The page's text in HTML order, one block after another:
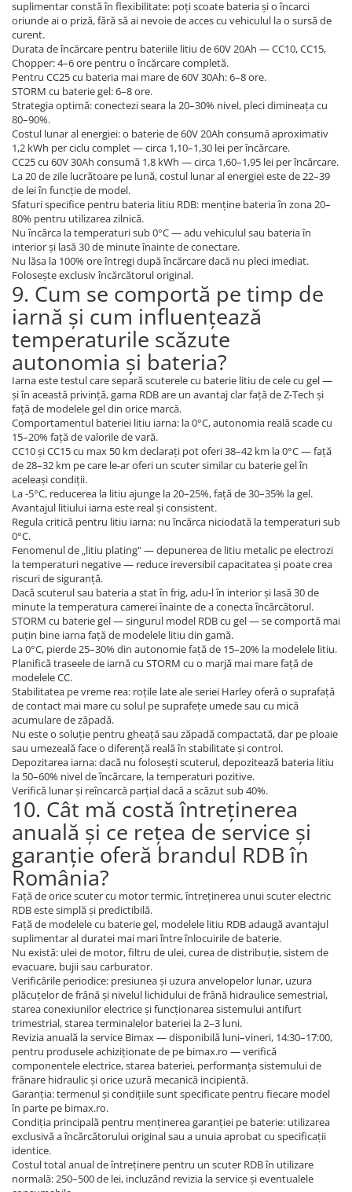
suplimentar constă în flexibilitate: poți scoate bateria și o încarci
oriunde ai o priză, fără să ai nevoie de acces cu vehiculul la o sursă de
curent.
Durata de încărcare pentru bateriile litiu de 60V 20Ah — CC10, CC15,
Chopper: 4–6 ore pentru o încărcare completă.
Pentru CC25 cu bateria mai mare de 60V 30Ah: 6–8 ore.
STORM cu baterie gel: 6–8 ore.
Strategia optimă: conectezi seara la 20–30% nivel, pleci dimineața cu
80–90%.
Costul lunar al energiei: o baterie de 60V 20Ah consumă aproximativ
1,2 kWh per ciclu complet — circa 1,10–1,30 lei per încărcare.
CC25 cu 60V 30Ah consumă 1,8 kWh — circa 1,60–1,95 lei per încărcare.
La 20 de zile lucrătoare pe lună, costul lunar al energiei este de 22–39
de lei în funcție de model.
Sfaturi specifice pentru bateria litiu RDB: menține bateria în zona 20–
80% pentru utilizarea zilnică.
Nu încărca la temperaturi sub 0°C — adu vehiculul sau bateria în
interior și lasă 30 de minute înainte de conectare.
Nu lăsa la 100% ore întregi după încărcare dacă nu pleci imediat.
Folosește exclusiv încărcătorul original.
9. Cum se comportă pe timp de
iarnă și cum influențează
temperaturile scăzute
autonomia și bateria?
Iarna este testul care separă scuterele cu baterie litiu de cele cu gel —
și în această privință, gama RDB are un avantaj clar față de Z-Tech și
față de modelele gel din orice marcă.
Comportamentul bateriei litiu iarna: la 0°C, autonomia reală scade cu
15–20% față de valorile de vară.
CC10 și CC15 cu max 50 km declarați pot oferi 38–42 km la 0°C — față
de 28–32 km pe care le-ar oferi un scuter similar cu baterie gel în
aceleași condiții.
La -5°C, reducerea la litiu ajunge la 20–25%, față de 30–35% la gel.
Avantajul litiului iarna este real și consistent.
Regula critică pentru litiu iarna: nu încărca niciodată la temperaturi sub
0°C.
Fenomenul de „litiu plating" — depunerea de litiu metalic pe electrozi
la temperaturi negative — reduce ireversibil capacitatea și poate crea
riscuri de siguranță.
Dacă scuterul sau bateria a stat în frig, adu-l în interior și lasă 30 de
minute la temperatura camerei înainte de a conecta încărcătorul.
STORM cu baterie gel — singurul model RDB cu gel — se comportă mai
puțin bine iarna față de modelele litiu din gamă.
La 0°C, pierde 25–30% din autonomie față de 15–20% la modelele litiu.
Planifică traseele de iarnă cu STORM cu o marjă mai mare față de
modelele CC.
Stabilitatea pe vreme rea: roțile late ale seriei Harley oferă o suprafață
de contact mai mare cu solul pe suprafețe umede sau cu mică
acumulare de zăpadă.
Nu este o soluție pentru gheață sau zăpadă compactată, dar pe ploaie
sau umezeală face o diferență reală în stabilitate și control.
Depozitarea iarna: dacă nu folosești scuterul, depozitează bateria litiu
la 50–60% nivel de încărcare, la temperaturi pozitive.
Verifică lunar și reîncarcă parțial dacă a scăzut sub 40%.
10. Cât mă costă întreținerea
anuală și ce rețea de service și
garanție oferă brandul RDB în
România?
Față de orice scuter cu motor termic, întreținerea unui scuter electric
RDB este simplă și predictibilă.
Față de modelele cu baterie gel, modelele litiu RDB adaugă avantajul
suplimentar al duratei mai mari între înlocuirile de baterie.
Nu există: ulei de motor, filtru de ulei, curea de distribuție, sistem de
evacuare, bujii sau carburator.
Verificările periodice: presiunea și uzura anvelopelor lunar, uzura
plăcuțelor de frână și nivelul lichidului de frână hidraulice semestrial,
starea conexiunilor electrice și funcționarea sistemului antifurt
trimestrial, starea terminalelor bateriei la 2–3 luni.
Revizia anuală la service Bimax — disponibilă luni–vineri, 14:30–17:00,
pentru produsele achiziționate de pe bimax.ro — verifică
componentele electrice, starea bateriei, performanța sistemului de
frânare hidraulic și orice uzură mecanică incipientă.
Garanția: termenul și condițiile sunt specificate pentru fiecare model
în parte pe bimax.ro.
Condiția principală pentru menținerea garanției pe baterie: utilizarea
exclusivă a încărcătorului original sau a unuia aprobat cu specificații
identice.
Costul total anual de întreținere pentru un scuter RDB în utilizare
normală: 250–500 de lei, incluzând revizia la service și eventualele